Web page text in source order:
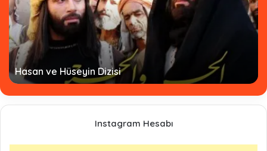
Hz. Ömer Dizisi Türkçe Altyazılı - Tamamı
Instagram Hesabı